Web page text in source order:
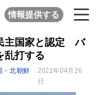
情報提供する
主国家と認定 バ
乱打する
・北朝鮮
2021年04月26
日